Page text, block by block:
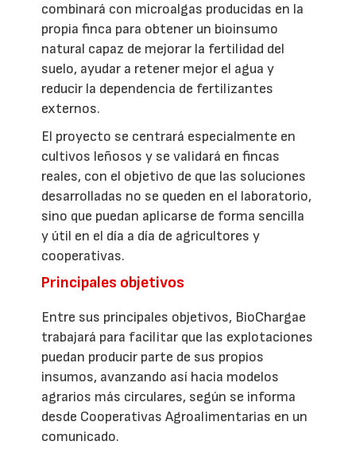
combinará con microalgas producidas en la
propia finca para obtener un bioinsumo
natural capaz de mejorar la fertilidad del
suelo, ayudar a retener mejor el agua y
reducir la dependencia de fertilizantes
externos.
El proyecto se centrará especialmente en
cultivos leñosos y se validará en fincas
reales, con el objetivo de que las soluciones
desarrolladas no se queden en el laboratorio,
sino que puedan aplicarse de forma sencilla
y útil en el día a día de agricultores y
cooperativas.
Principales objetivos
Entre sus principales objetivos, BioChargae
trabajará para facilitar que las explotaciones
puedan producir parte de sus propios
insumos, avanzando así hacia modelos
agrarios más circulares, según se informa
desde Cooperativas Agroalimentarias en un
comunicado.